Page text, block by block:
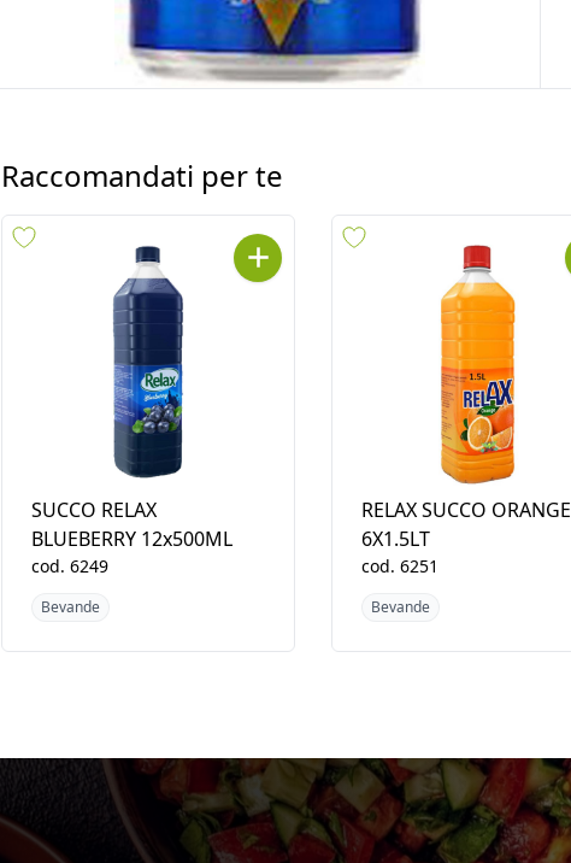
Raccomandati per te
SUCCO RELAX
BLUEBERRY 12x500ML
cod. 6249
Bevande
RELAX SUCCO ORANGE
6X1.5LT
cod.6251
Bevande